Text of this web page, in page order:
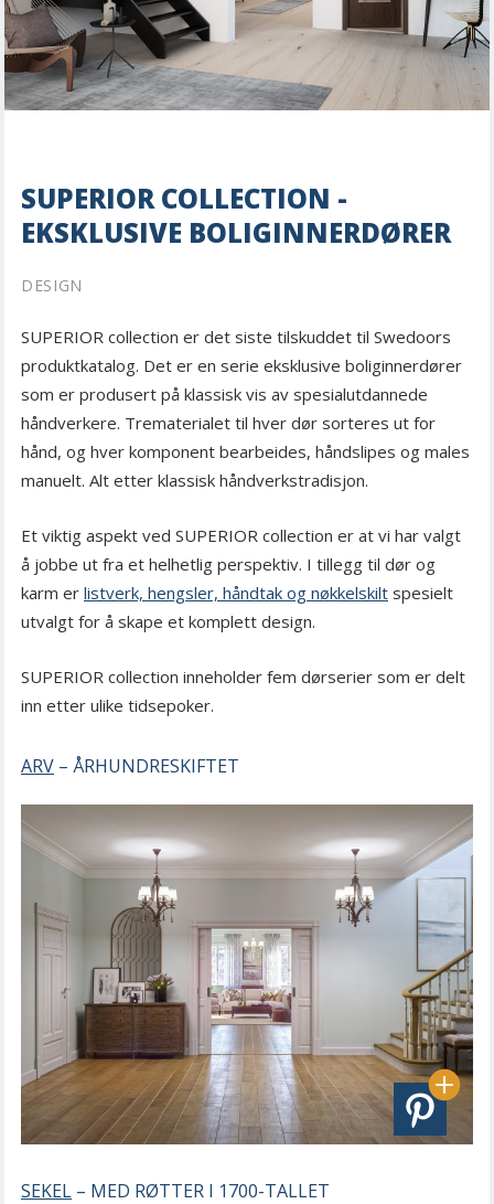
SUPERIOR COLLECTION -
EKSKLUSIVE BOLIGINNERDØRER
DESIGN
SUPERIOR collection er det siste tilskuddet til Swedoors
produktkatalog. Det er en serie eksklusive boliginnerdører
som er produsert på klassisk vis av spesialutdannede
håndverkere. Trematerialet til hver dør sorteres ut for
hånd, og hver komponent bearbeides, håndslipes og males
manuelt. Alt etter klassisk håndverkstradisjon.
Et viktig aspekt ved SUPERIOR collection er at vi har valgt
å jobbe ut fra et helhetlig perspektiv. I tillegg til dør og
karm er listverk, hengsler, håndtak og nøkkelskilt spesielt
utvalgt for å skape et komplett design.
SUPERIOR collection inneholder fem dørserier som er delt
inn etter ulike tidsepoker.
ARV – ÅRHUNDRESKIFTET
SEKEL – MED RØTTER I 1700-TALLET